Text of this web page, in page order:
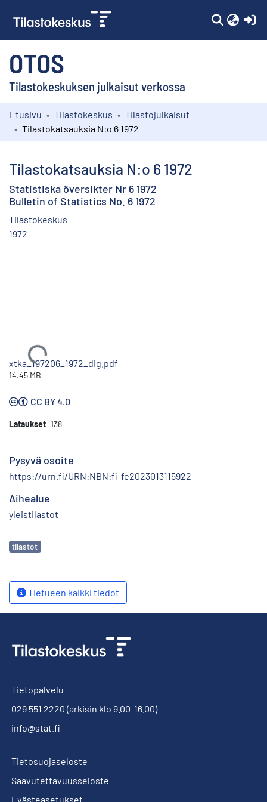
OTOS
Tilastokeskuksen julkaisut verkossa
Kokoelmat
Etusivu Tilastokeskus
Tilastojulkaisut
Tilastokatsauksia N:o 6 1972
Tilastokatsauksia N:o 6 1972
Statistiska översikter Nr 6 1972
Bulletin of Statistics No. 6 1972
Tilastokeskus
1972
Ladataan...
xtka_197206_1972_dig.pdf
14.45 MB
CC BY 4.0
Lataukset 138
Pysyvä osoite
https://urn.fi/URN:NBN:fi-fe2023013115922
Aihealue
yleistilastot
Avainsanat
tilastot
Tietueen kaikki tiedot
Tietopalvelu
029 551 2220 (arkisin klo 9.00-16.00)
info@stat.fi
Tietosuojaseloste
Saavutettavuusseloste
Evästeasetukset